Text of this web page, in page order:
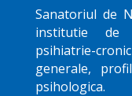
Sanatoriul de
institutie de
psihiatrie-
generale,
psihologica.